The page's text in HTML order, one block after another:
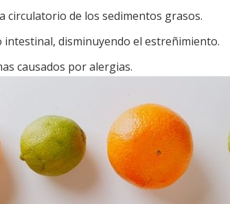
circulatorio de los sedimentos grasos.
disminuyendo el estreñimiento.
causados por alergias.